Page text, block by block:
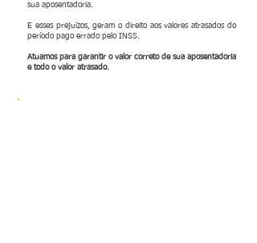
sua aposentadoria.
E esses prejuízos, geram o direito aos valores atrasados do
período pago errado pelo INSS.
Atuamos para garantir o valor correto de sua aposentadoria
e todo o valor atrasado.